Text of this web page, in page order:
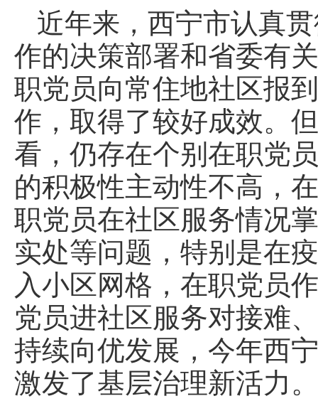
近年来，西宁市认真
作的决策部署和省委有
职党员向常住地社区报
作，取得了较好成效。
看，仍存在个别在职党
的积极性主动性不高，
职党员在社区服务情况
实处等问题，特别是在
入小区网格，在职党员
党员进社区服务对接难
持续向优发展，今年西
激发了基层治理新活力。